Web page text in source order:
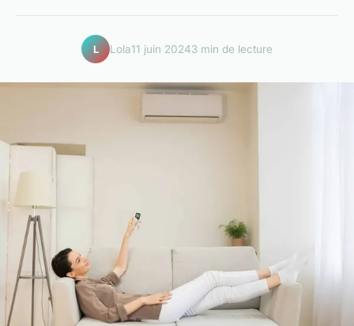
L Lola11 juin 20243 min de lecture